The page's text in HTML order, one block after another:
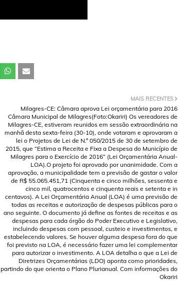
MAIS RECENTES
Milagres-CE: Câmara aprova Lei orçamentária para 2016
Câmara Municipal de Milagres(Foto:Okariri) Os vereadores de
Milagres-CE, estiveram reunidos em sessão extraordinária na
manhã desta sexta-feira (30-10), onde votaram e aprovaram a
lei o Projetos de Lei de N.º 050/2015 de 30 de setembro de
2015, que “Estima a Receita e Fixa a Despesa do Município de
Milagres para o Exercício de 2016” (Lei Orçamentária Anual-
LOA).O projeto foi aprovado por unanimidade. Com a
aprovação, a municipalidade tem a previsão de gastar o valor
de R$ 55.065.451,71 (Cinquenta e cinco milhões, sessenta e
cinco mil, quatrocentos e cinquenta reais e setenta e in
centavos). A Lei Orçamentária Anual (LOA) é uma previsão de
todas as receitas e autorização de despesas públicas para o
ano seguinte. O documento já define as fontes de receitas e as
despesas para cada órgão do Poder Executivo e Legislativo,
incluindo despesas com pessoal, custeio e investimentos, e
estabelecendo valores. Se houver alguma despesa fora do que
foi previsto na LOA, é necessário fazer uma lei complementar
para autorizar o investimento. A LOA detalha o que a Lei de
Diretrizes Orçamentárias (LDO) aponta como prioridades,
partindo do que orienta o Plano Plurianual. Com informações do
Okariri